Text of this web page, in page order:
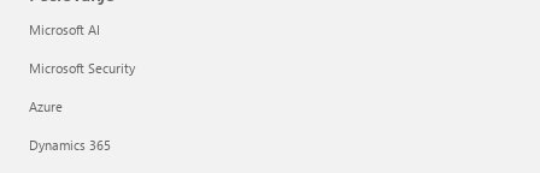
Microsoft AI
Microsoft Security
Azure
Dynamics 365